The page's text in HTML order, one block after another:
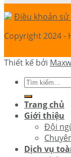
Điều khoản sử
Copyright 2024 -
Thiết kế bởi
Trang chủ
Giới thiệu
Đội
Dịch vụ